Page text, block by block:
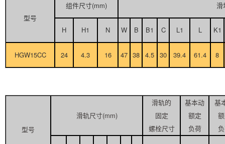
型号
组件尺寸(mm) 滑
H H1 N W B B1 C L1 L K1
HGW15CC 24 4.3 16 47 38 4.5 30 39.4 61.4 8
型号
滑轨尺寸(mm)
滑轨的
固定
螺栓尺寸
基本动
额定
负荷
基